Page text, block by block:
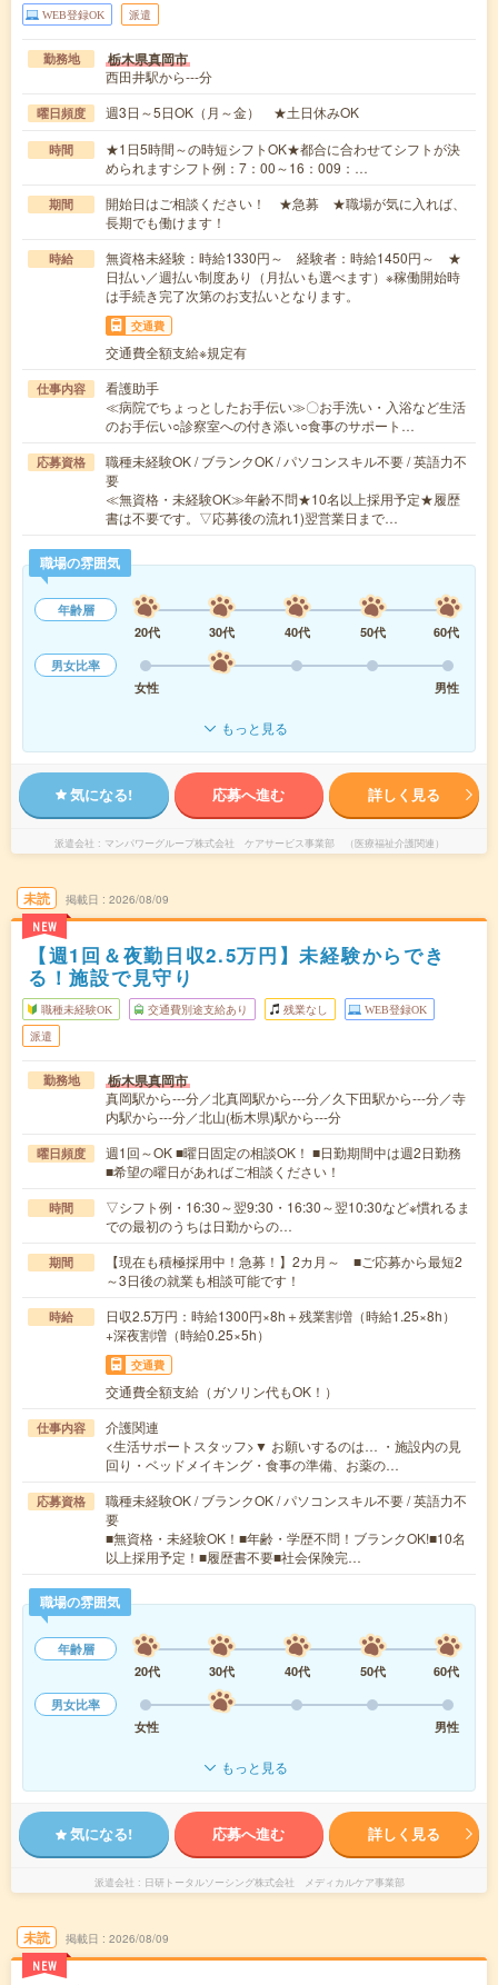
WEB登録OK 派遣
勤務地 栃木県真岡市
西田井駅から---分
曜日頻度 週3日～5日OK（月～金） ★土日休みOK
時間
★1日5時間～の時短シフトOK★都合に合わせてシフトが決
められますシフト例：7：00～16：009：…
期間
開始日はご相談ください！ ★急募 ★職場が気に入れば、
長期でも働けます！
時給
無資格未経験：時給1330円～ 経験者：時給1450円～ ★
日払い／週払い制度あり（月払いも選べます）※稼働開始時
は手続き完了次第のお支払いとなります。
交通費
交通費全額支給※規定有
仕事内容
看護助手
≪病院でちょっとしたお手伝い≫〇お手洗い・入浴など生活
のお手伝い○診察室への付き添い○食事のサポート…
応募資格
職種未経験OK / ブランクOK / パソコンスキル不要 / 英語力不
要
≪無資格・未経験OK≫年齢不問★10名以上採用予定★履歴
書は不要です。▽応募後の流れ1)翌営業日まで…
職場の雰囲気
年齢層
20代
30代 40代 50代
60代
男女比率
女性
男性
もっと見る
気になる! 応募へ進む 詳しく見る
派遣会社 マンパワーグループ株式会社 ケアサービス事業部 （医療福祉介護関連）
未読
NEW
掲載日 2026/08/09
【週1回＆夜勤日収2.5万円】未経験からでき
る！施設で見守り
職種未経験OK 交通費別途支給あり 残業なし WEB登録OK
派遣
勤務地 栃木県真岡市
真岡駅から---分／北真岡駅から---分／久下田駅から---分／寺
内駅から---分／北山(栃木県)駅から---分
曜日頻度
週1回～OK ■曜日固定の相談OK！ ■日勤期間中は週2日勤務
■希望の曜日があればご相談ください！
時間
▽シフト例・16:30～翌9:30・16:30～翌10:30など※慣れるま
での最初のうちは日勤からの…
期間
【現在も積極採用中！急募！】2カ月～ ■ご応募から最短2
～3日後の就業も相談可能です！
時給
日収2.5万円：時給1300円×8h＋残業割増（時給1.25×8h）
+深夜割増（時給0.25×5h）
交通費
交通費全額支給（ガソリン代もOK！）
仕事内容
介護関連
<生活サポートスタッフ>▼ お願いするのは… ・施設内の見
回り・ベッドメイキング・食事の準備、お薬の…
応募資格
職種未経験OK / ブランクOK / パソコンスキル不要 / 英語力不
要
■無資格・未経験OK！■年齢・学歴不問！ブランクOK!■10名
以上採用予定！■履歴書不要■社会保険完…
職場の雰囲気
年齢層
20代
30代 40代 50代
60代
男女比率
女性
男性
もっと見る
気になる! 応募へ進む 詳しく見る
派遣会社 日研トータルソーシング株式会社 メディカルケア事業部
未読
NEW
掲載日 2026/08/09